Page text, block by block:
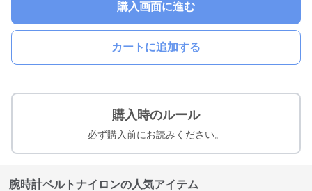
購入画面に進む
カートに追加する
購入時のルール
必ず購入前にお読みください。
腕時計ベルトナイロンの人気アイテム